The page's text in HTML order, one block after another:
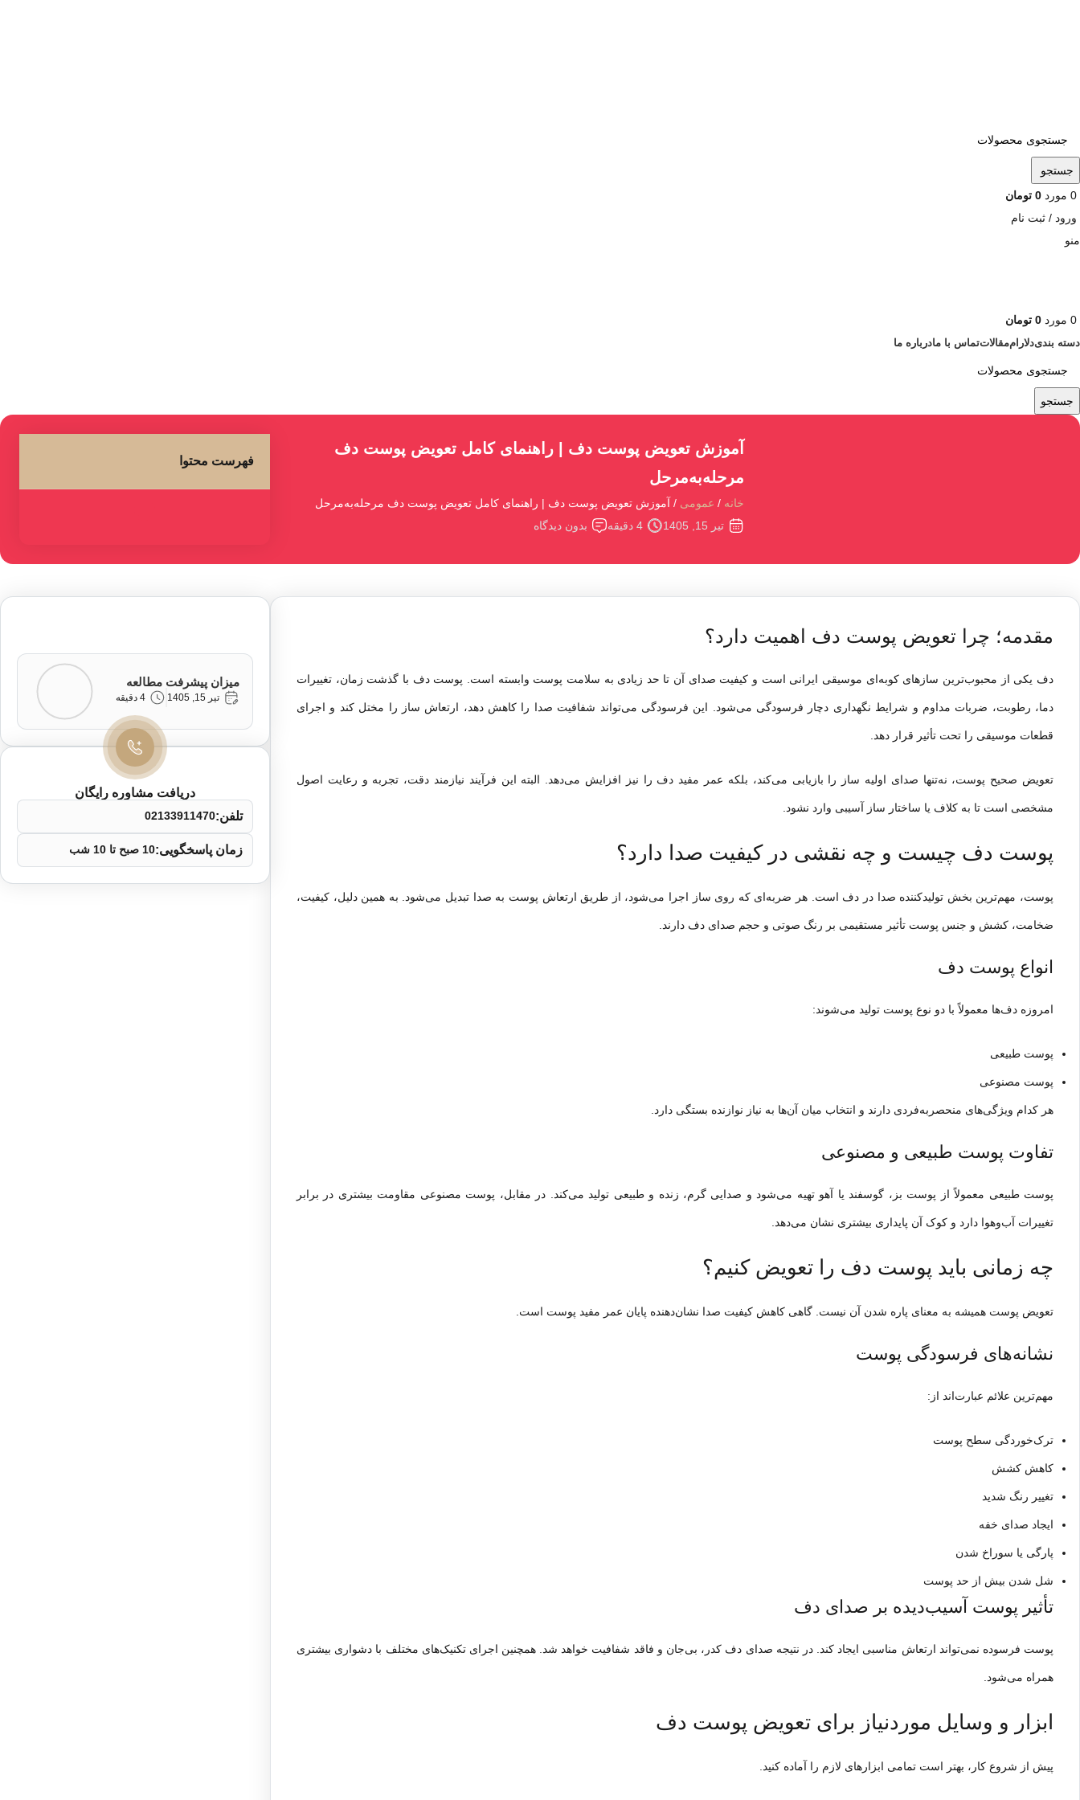
جستجو
0 مورد 0 تومان
ورود / ثبت نام
منو
0 مورد 0 تومان
دسته بندیدلاراممقالاتتماس با مادرباره ما
جستجو
آموزش تعویض پوست دف | راهنمای کامل تعویض پوست دف
مرحله‌به‌مرحل
خانه عمومی
آموزش تعویض پوست دف | راهنمای کامل تعویض پوست دف مرحله‌به‌مرحل
تیر 15, 1405
4 دقیقه بدون دیدگاه
فهرست محتوا
مقدمه؛ چرا تعویض پوست دف اهمیت دارد؟
دف یکی از محبوب‌ترین سازهای کوبه‌ای موسیقی ایرانی است و کیفیت صدای آن تا حد زیادی به سلامت پوست وابسته است. پوست دف با گذشت زمان، تغییرات
دما، رطوبت، ضربات مداوم و شرایط نگهداری دچار فرسودگی می‌شود. این فرسودگی می‌تواند شفافیت صدا را کاهش دهد، ارتعاش ساز را مختل کند و اجرای
قطعات موسیقی را تحت تأثیر قرار دهد.
تعویض صحیح پوست، نه‌تنها صدای اولیه ساز را بازیابی می‌کند، بلکه عمر مفید دف را نیز افزایش می‌دهد. البته این فرآیند نیازمند دقت، تجربه و رعایت اصول
مشخصی است تا به کلاف یا ساختار ساز آسیبی وارد نشود.
پوست دف چیست و چه نقشی در کیفیت صدا دارد؟
پوست، مهم‌ترین بخش تولیدکننده صدا در دف است. هر ضربه‌ای که روی ساز اجرا می‌شود، از طریق ارتعاش پوست به صدا تبدیل می‌شود. به همین دلیل، کیفیت،
ضخامت، کشش و جنس پوست تأثیر مستقیمی بر رنگ صوتی و حجم صدای دف دارند.
انواع پوست دف
امروزه دف‌ها معمولاً با دو نوع پوست تولید می‌شوند:
پوست طبیعی
پوست مصنوعی
هر کدام ویژگی‌های منحصربه‌فردی دارند و انتخاب میان آن‌ها به نیاز نوازنده بستگی دارد.
تفاوت پوست طبیعی و مصنوعی
پوست طبیعی معمولاً از پوست بز، گوسفند یا آهو تهیه می‌شود و صدایی گرم، زنده و طبیعی تولید می‌کند. در مقابل، پوست مصنوعی مقاومت بیشتری در برابر
تغییرات آب‌وهوا دارد و کوک آن پایداری بیشتری نشان می‌دهد.
چه زمانی باید پوست دف را تعویض کنیم؟
تعویض پوست همیشه به معنای پاره شدن آن نیست. گاهی کاهش کیفیت صدا نشان‌دهنده پایان عمر مفید پوست است.
نشانه‌های فرسودگی پوست
مهم‌ترین علائم عبارت‌اند از:
ترک‌خوردگی سطح پوست
کاهش کشش
تغییر رنگ شدید
ایجاد صدای خفه
پارگی یا سوراخ شدن
شل شدن بیش از حد پوست
تأثیر پوست آسیب‌دیده بر صدای دف
پوست فرسوده نمی‌تواند ارتعاش مناسبی ایجاد کند. در نتیجه صدای دف کدر، بی‌جان و فاقد شفافیت خواهد شد. همچنین اجرای تکنیک‌های مختلف با دشواری بیشتری
همراه می‌شود.
ابزار و وسایل موردنیاز برای تعویض پوست دف
پیش از شروع کار، بهتر است تمامی ابزارهای لازم را آماده کنید.
میزان پیشرفت مطالعه
تیر 15, 1405 4 دقیقه
دریافت مشاوره رایگان
تلفن:02133911470
زمان پاسخگویی:10 صبح تا 10 شب